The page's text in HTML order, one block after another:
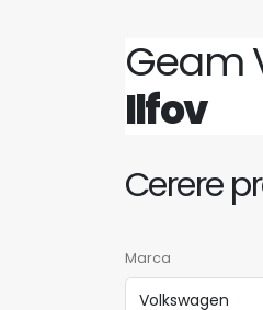
Geam
Ilfov
Cerere
Marca